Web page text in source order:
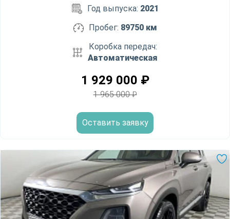
Год выпуска: 2021
Пробег: 89750 км
Коробка передач:
Автоматическая
1 929 000 ₽
1 965 000₽
Оставить заявку